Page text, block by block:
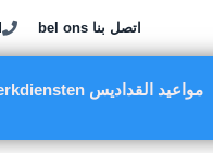
bel ons اتصل بنا
Kerkdiensten مواعيد القداديس